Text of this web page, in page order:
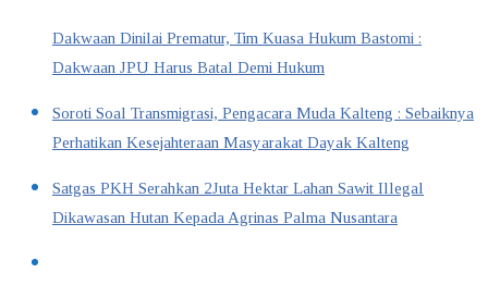
Dakwaan Dinilai Prematur, Tim Kuasa Hukum Bastomi :
Dakwaan JPU Harus Batal Demi Hukum
Soroti Soal Transmigrasi, Pengacara Muda Kalteng : Sebaiknya
Perhatikan Kesejahteraan Masyarakat Dayak Kalteng
Satgas PKH Serahkan 2Juta Hektar Lahan Sawit Illegal
Dikawasan Hutan Kepada Agrinas Palma Nusantara